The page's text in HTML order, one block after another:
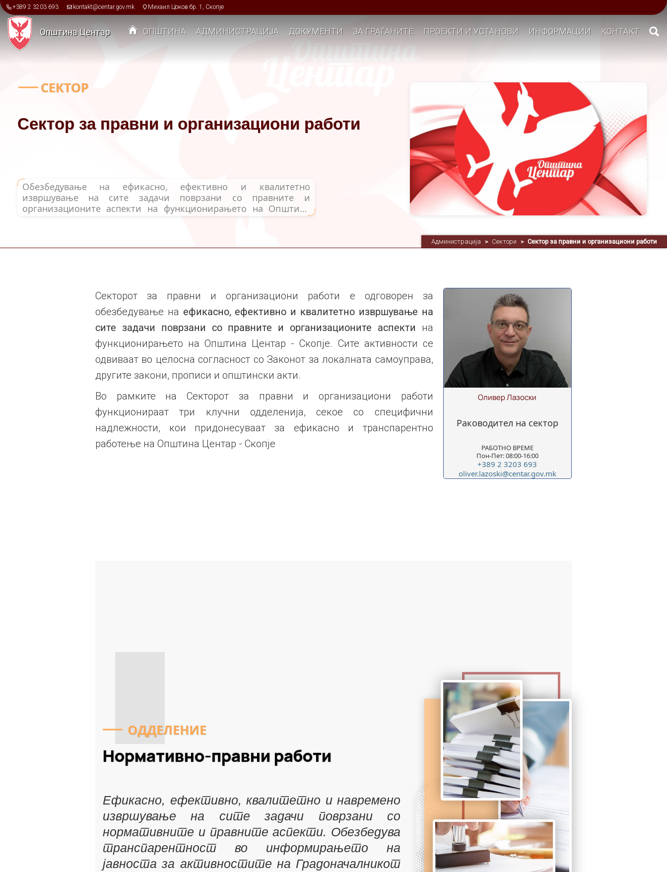
Skip to main content
+389 2 3203 693 kontakt@centar.gov.mk Михаил Цоков бр. 1, Скопје
Општина Центар ОПШТИНА АДМИНИСТРАЦИЈА ДОКУМЕНТИ ЗА ГРАЃАНИТЕ ПРОЕКТИ И УСТАНОВИ ИНФОРМАЦИИ КОНТАКТ
Сектор за правни и организациони работи
Администрација > Сектори > Сектор за правни и организациони работи
СЕКТОР
Обезбедување на ефикасно, ефективно и квалитетно
извршување на сите задачи поврзани со правните и
организационите аспекти на функционирањето на Општина
Секторот за правни и организациони работи е одговорен за
обезбедување на ефикасно, ефективно и квалитетно извршување на
сите задачи поврзани со правните и организационите аспекти на
функционирањето на Општина Центар - Скопје. Сите активности се
одвиваат во целосна согласност со Законот за локалната самоуправа,
другите закони, прописи и општински акти.
Во рамките на Секторот за правни и организациони работи
функционираат три клучни одделенија, секое со специфични
надлежности, кои придонесуваат за ефикасно и транспарентно
работење на Општина Центар - Скопје
Оливер Лазоски
Раководител на сектор
РАБОТНО ВРЕМЕ
Пон-Пет: 08:00-16:00
+389 2 3203 693
oliver.lazoski@centar.gov.mk
ОДДЕЛЕНИЕ
Нормативно-правни работи
Ефикасно, ефективно, квалитетно и навремено
извршување на сите задачи поврзани со
нормативните и правните аспекти. Обезбедува
транспарентност во информирањето на
јавноста за активностите на Градоначалникот